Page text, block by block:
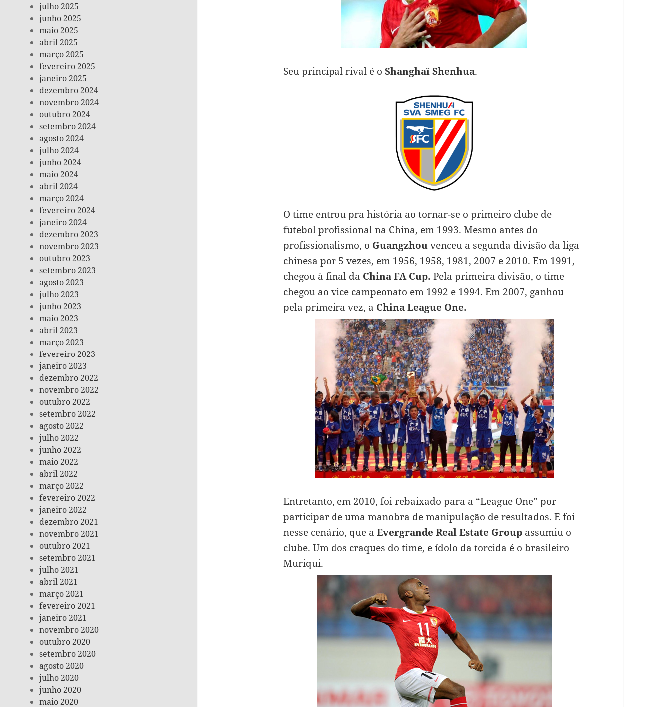
julho 2025
junho 2025
maio 2025
abril 2025
março 2025
fevereiro 2025
janeiro 2025
dezembro 2024
novembro 2024
outubro 2024
setembro 2024
agosto 2024
julho 2024
junho 2024
maio 2024
abril 2024
março 2024
fevereiro 2024
janeiro 2024
dezembro 2023
novembro 2023
outubro 2023
setembro 2023
agosto 2023
julho 2023
junho 2023
maio 2023
abril 2023
março 2023
fevereiro 2023
janeiro 2023
dezembro 2022
novembro 2022
outubro 2022
setembro 2022
agosto 2022
julho 2022
junho 2022
maio 2022
abril 2022
março 2022
fevereiro 2022
janeiro 2022
dezembro 2021
novembro 2021
outubro 2021
setembro 2021
julho 2021
abril 2021
março 2021
fevereiro 2021
janeiro 2021
novembro 2020
outubro 2020
setembro 2020
agosto 2020
julho 2020
junho 2020
maio 2020
Seu principal rival é o Shanghaï Shenhua.
O time entrou pra história ao tornar-se o primeiro clube de
futebol profissional na China, em 1993. Mesmo antes do
profissionalismo, o Guangzhouvenceu a segunda divisão da liga
chinesa por 5 vezes, em 1956, 1958, 1981, 2007 e 2010. Em 1991,
chegou à final da China FA Cup. Pela primeira divisão, o time
chegou ao vice campeonato em 1992 e 1994. Em 2007, ganhou
pela primeira vez, a China League One.
Entretanto, em 2010, foi rebaixado para a “League One” por
participar de uma manobra de manipulação de resultados. E foi
nesse cenário, que a Evergrande Real Estate Groupassumiu o
clube. Um dos craques do time, e ídolo da torcida é o brasileiro
Muriqui.